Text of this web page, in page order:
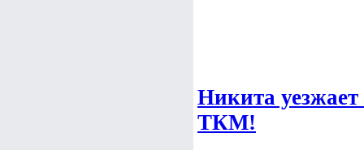
Никита
ТКМ!